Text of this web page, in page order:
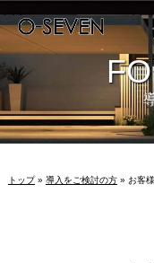
トップ» 導入をご検討の方» お客